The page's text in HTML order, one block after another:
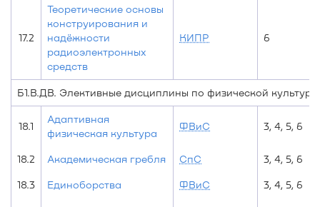
17.2
Теоретические основы
конструирования и
надёжности
радиоэлектронных
средств
КИПР 6
Б1.В.ДВ. Элективные дисциплины по физической культуре
18.1
Адаптивная
физическая культура
ФВиС 3, 4, 5, 6
18.2 Академическая гребля СпС 3, 4, 5, 6
18.3 Единоборства ФВиС 3, 4, 5, 6